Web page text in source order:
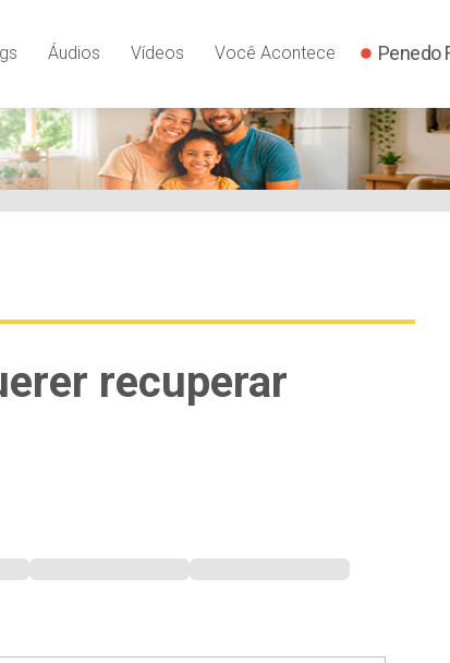
Áudios Vídeos Você Acontece Penedo
recuperar